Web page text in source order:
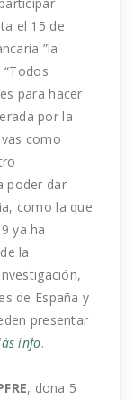
el 15 de
”la
“Todos
para hacer
por la
como
poder dar
como la que
ya ha
la
de España y
presentar
info.
, dona 5